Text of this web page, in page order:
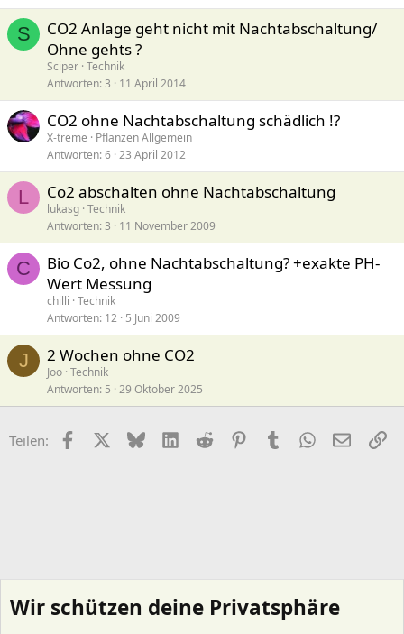
S
CO2 Anlage geht nicht mit Nachtabschaltung/
Ohne gehts ?
Sciper Technik
Antworten 3 11 April 2014
CO2 ohne Nachtabschaltung schädlich !?
X-treme
Pflanzen Allgemein
Antworten 6 23 April 2012
L Co2 abschalten ohne Nachtabschaltung
lukasg Technik
Antworten 3 11 November 2009
C
Bio Co2, ohne Nachtabschaltung? +exakte PH-
Wert Messung
chilli Technik
Antworten 12 5 Juni 2009
J 2 Wochen ohne CO2
Joo Technik
Antworten 5 29 Oktober 2025
Teilen: FacebookX (Twitter)
BlueskyLinkedIn
Reddit PinterestTumblr WhatsApp
E-Mail
Wir schützen deine Privatsphäre